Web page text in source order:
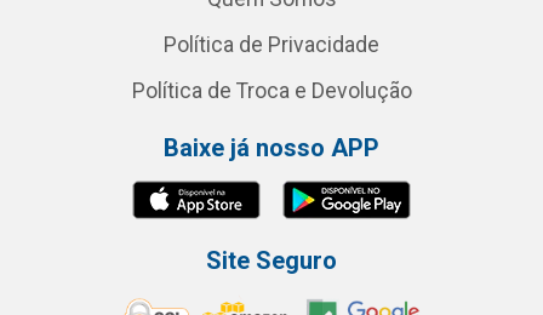
Política de Privacidade
Política de Troca e Devolução
Baixe já nosso APP
Site Seguro